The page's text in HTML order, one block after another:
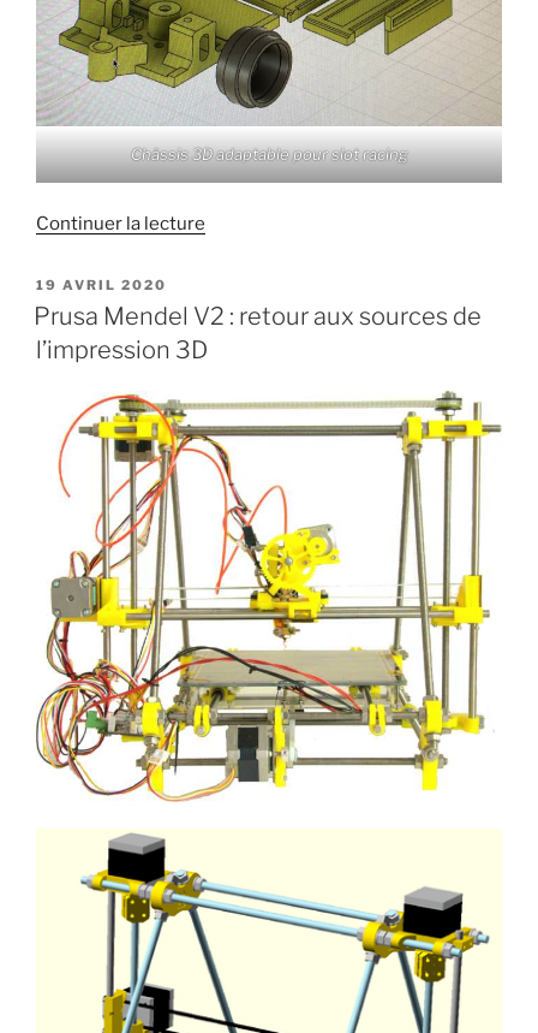
Châssis 3D adaptable pour slot racing
Continuer la lecture
impression
3d »
PUBLIÉ
LE
19 AVRIL 2020
Prusa Mendel V2 : retour aux sources de
l’impression 3D